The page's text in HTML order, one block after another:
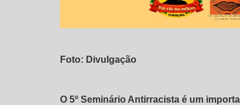
Foto: Divulgação
O 5º Seminário Antirracista é um